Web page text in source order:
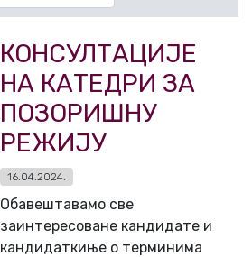
КОНСУЛТАЦИЈЕ
НА КАТЕДРИ ЗА
ПОЗОРИШНУ
РЕЖИЈУ
16.04.2024.
Обавештавамо све
заинтересоване кандидате и
кандидаткиње о терминима